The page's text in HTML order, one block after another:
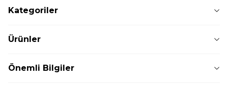
Kategoriler
Ürünler
Önemli Bilgiler